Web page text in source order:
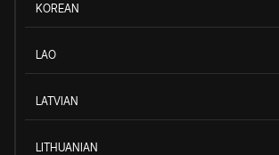
KOREAN
LAO
LATVIAN
LITHUANIAN